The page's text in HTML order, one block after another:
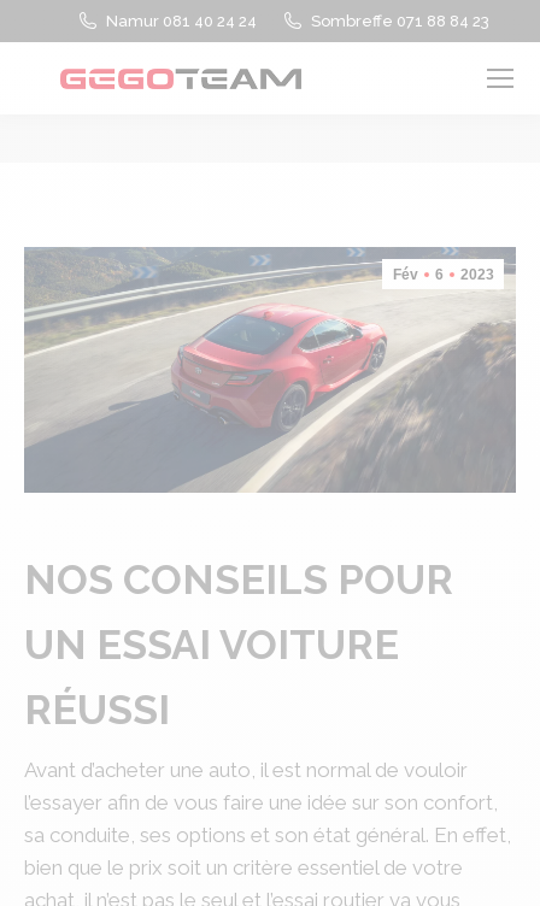
Namur 081 40 24 24 Sombreffe 071 88 84 23
Fév 6 2023
NOS CONSEILS POUR
UN ESSAI VOITURE
RÉUSSI
Avant d’acheter une auto, il est normal de vouloir
l’essayer afin de vous faire une idée sur son confort,
sa conduite, ses options et son état général. En effet,
bien que le prix soit un critère essentiel de votre
achat, il n’est pas le seul et l’essai routier va vous